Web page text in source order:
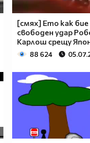
[смях] Ето как бие
свободен удар
Карлош срещу
88 624